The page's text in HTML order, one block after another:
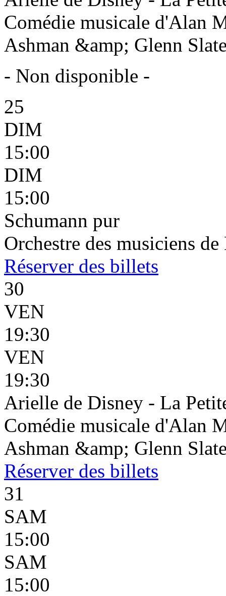
Comédie musicale d'Alan
Ashman &amp; Glenn
- Non disponible -
25
DIM
15:00
DIM
15:00
Schumann pur
Orchestre des musiciens
Réserver des billets
30
VEN
19:30
VEN
19:30
Arielle de Disney - La
Comédie musicale d'Alan
Ashman &amp; Glenn
Réserver des billets
31
SAM
15:00
SAM
15:00